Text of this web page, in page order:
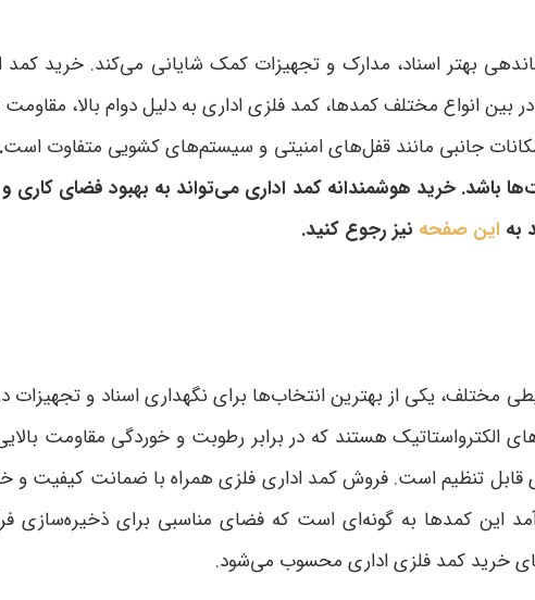
بهتر اسناد، مدارک و تجهیزات کمک شایانی می‌کند. خرید کمد
انواع مختلف کمدها، کمد فلزی اداری به دلیل دوام بالا، مقاومت
جانبی مانند قفل‌های امنیتی و سیستم‌های کشویی متفاوت است
باشد. خرید هوشمندانه کمد اداری می‌تواند به بهبود فضای کاری
به این صفحه نیز رجوع کنید.
مختلف، یکی از بهترین انتخاب‌ها برای نگهداری اسناد و تجهیزات
الکترواستاتیک هستند که در برابر رطوبت و خوردگی مقاومت
تنظیم است. فروش کمد اداری فلزی همراه با ضمانت کیفیت و
کمدها به گونه‌ای است که فضای مناسبی برای ذخیره‌سازی
خرید کمد فلزی اداری محسوب می‌شود.